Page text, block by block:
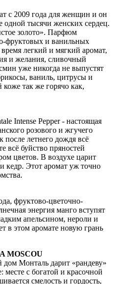
с 2009 года для женщин и он
одной тысячи женских сердец.
золото». Парфюм
фруктовых и ванильных
легкий и мягкий аромат,
и желания, сливочный
уже никогда не выпустят
ваниль, цитрусы и
коже так же горячо как,
Intense Pepper - настоящая
розового и жгучего
после летнего дождя всё
всё буйство пряностей
цветов. В воздухе царит
кедр. Этот аромат уж точно
фруктово-цветочно-
энергия манго вступят
апельсином, нероли и
в этом аромате новую грань
MOSCOU
Монталь дарит «рандеву»
с богатой и красочной
смелость и гордость,